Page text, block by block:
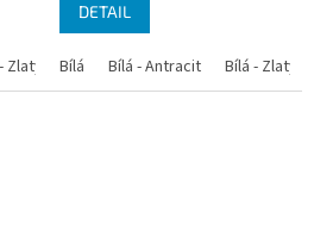
Zlatý dub Bílá - Tmavý dub Bílá -
DETAIL
Bílá Bílá - Antracit Bílá - Zlatý